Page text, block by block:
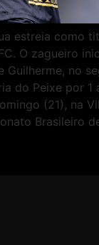
estreia como
O zagueiro
Guilherme, no
do Peixe por 1
(21), na
Brasileiro